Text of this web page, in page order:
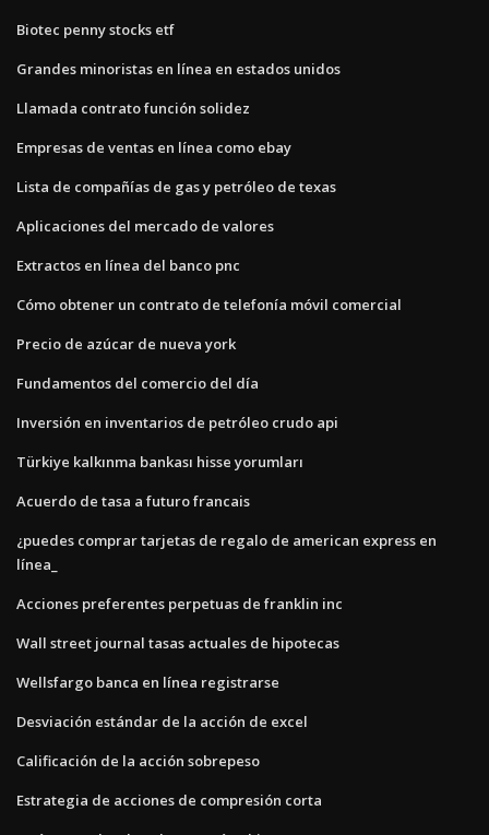
Biotec penny stocks etf
Grandes minoristas en línea en estados unidos
Llamada contrato función solidez
Empresas de ventas en línea como ebay
Lista de compañías de gas y petróleo de texas
Aplicaciones del mercado de valores
Extractos en línea del banco pnc
Cómo obtener un contrato de telefonía móvil comercial
Precio de azúcar de nueva york
Fundamentos del comercio del día
Inversión en inventarios de petróleo crudo api
Türkiye kalkınma bankası hisse yorumları
Acuerdo de tasa a futuro francais
¿puedes comprar tarjetas de regalo de american express en
línea_
Acciones preferentes perpetuas de franklin inc
Wall street journal tasas actuales de hipotecas
Wellsfargo banca en línea registrarse
Desviación estándar de la acción de excel
Calificación de la acción sobrepeso
Estrategia de acciones de compresión corta